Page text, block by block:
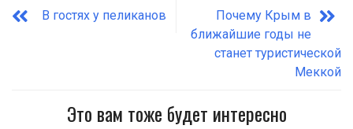
В гостях у пеликанов
Почему Крым в
ближайшие годы не
станет туристической
Меккой
Это вам тоже будет интересно